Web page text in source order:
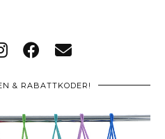
& RABATTKODER!